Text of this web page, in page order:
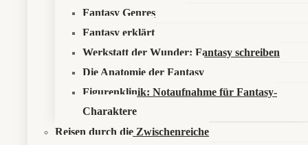
Fantasy Genres
Fantasy erklärt
Werkstatt der Wunder: Fantasy schreiben
Die Anatomie der Fantasy
Figurenklinik: Notaufnahme für Fantasy-
Charaktere
Reisen durch die Zwischenreiche
The Daily Meme #156 – Schattenfaktor
666: Sonnencreme für Hauttypen I bis